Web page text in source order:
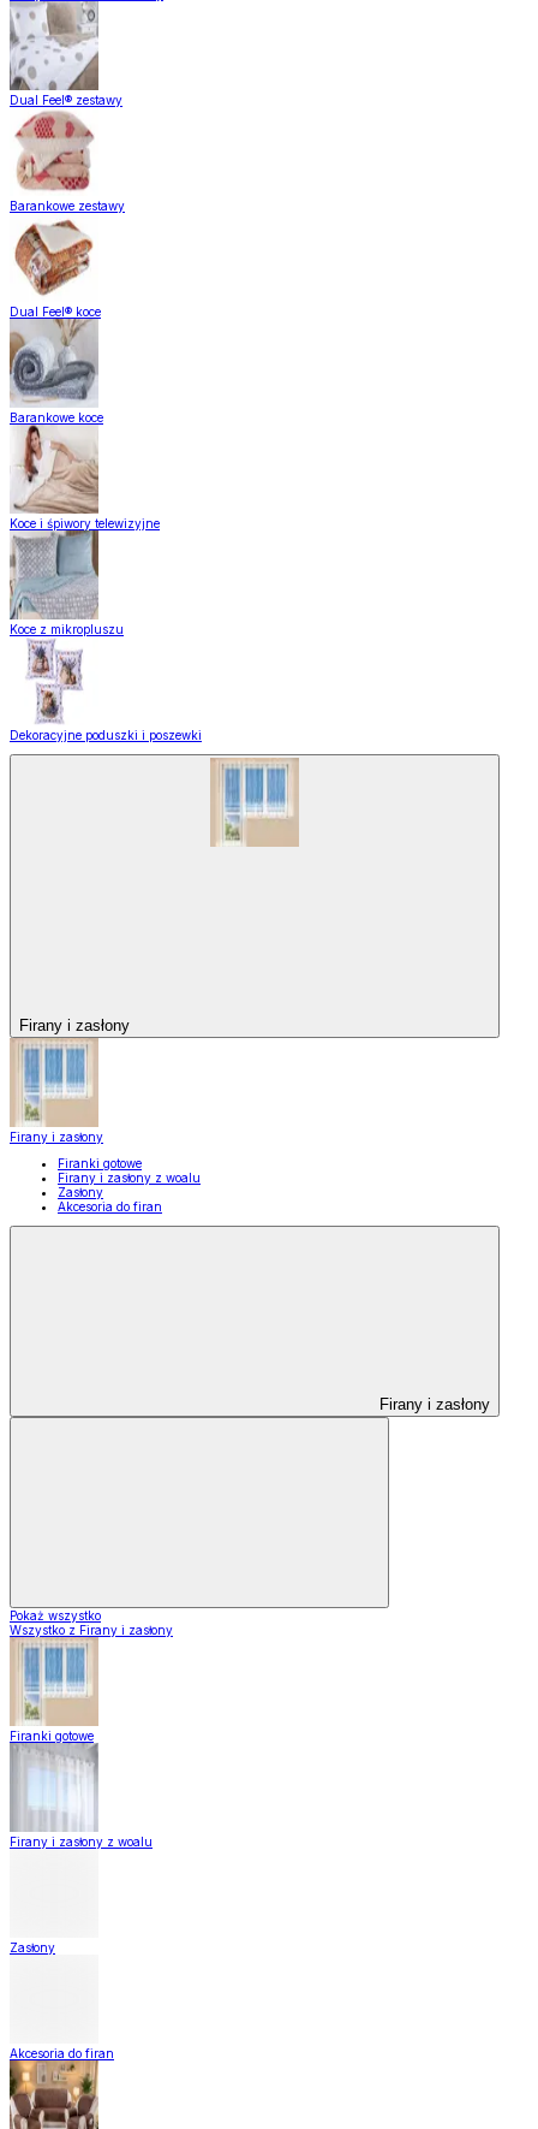
Dual Feel® zestawy
Barankowe zestawy
Dual Feel® koce
Barankowe koce
Koce i śpiwory telewizyjne
Koce z mikropluszu
Dekoracyjne poduszki i poszewki
Firany i zasłony
Firany i zasłony
Firanki gotowe
Firany i zasłony z woalu
Zasłony
Akcesoria do firan
Firany i zasłony
Pokaż wszystko
Wszystko z Firany i zasłony
Firanki gotowe
Firany i zasłony z woalu
Zasłony
Akcesoria do firan